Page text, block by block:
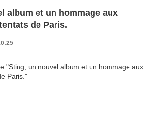
album et un hommage aux
de Paris.